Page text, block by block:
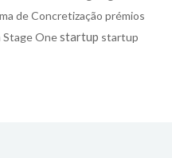
de Concretização prémios
Stage Onestartup startup